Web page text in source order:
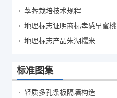
莩荠栽培技术规程
地理标志证明商标孝感早蜜桃
地理标志产品朱湖糯米
标准图集
轻质多孔条板隔墙构造